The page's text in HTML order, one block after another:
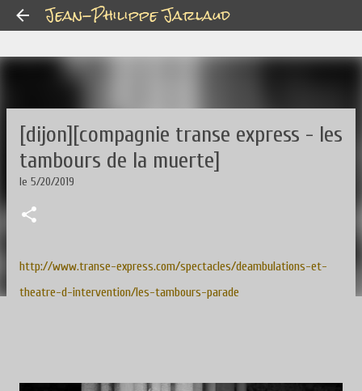
Accéder au contenu principal
Jean-Philippe Jarlaud
[dijon][compagnie transe express - les
tambours de la muerte]
le 5/20/2019
http://www.transe-express.com/spectacles/deambulations-et-
theatre-d-intervention/les-tambours-parade